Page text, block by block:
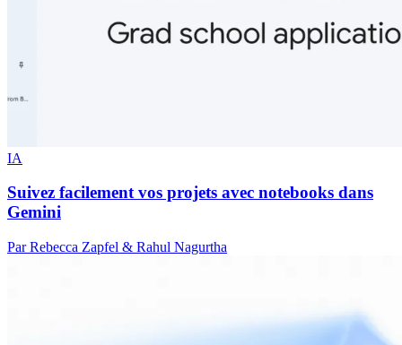
IA
Suivez facilement vos projets avec notebooks dans
Gemini
Par Rebecca Zapfel & Rahul Nagurtha